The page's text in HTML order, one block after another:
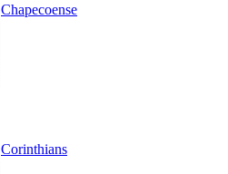
Chapecoense
Corinthians